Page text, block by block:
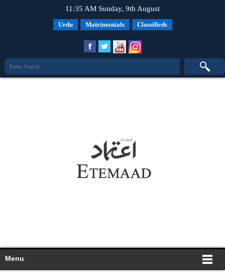
11:35 AM Sunday, 9th August
Urdu Matrimonials Classifieds
Menu